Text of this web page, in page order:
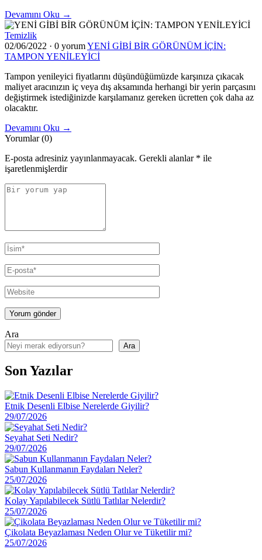
Devamını Oku →
Temizlik
02/06/2022 · 0 yorumYENİ GİBİ BİR GÖRÜNÜM İÇİN:
TAMPON YENİLEYİCİ
Tampon yenileyici fiyatlarını düşündüğümüzde karşınıza çıkacak
maliyet aracınızın iç veya dış aksamında herhangi bir yerin parçasını
değiştirmek istediğinizde karşılamanız gereken ücretten çok daha az
olacaktır.
Devamını Oku →
Yorumlar (0)
E-posta adresiniz yayınlanmayacak. Gerekli alanlar * ile
işaretlenmişlerdir
Ara
Ara
Son Yazılar
Etnik Desenli Elbise Nerelerde Giyilir?
29/07/2026
Seyahat Seti Nedir?
29/07/2026
Sabun Kullanmanın Faydaları Neler?
25/07/2026
Kolay Yapılabilecek Sütlü Tatlılar Nelerdir?
25/07/2026
Çikolata Beyazlaması Neden Olur ve Tüketilir mi?
25/07/2026